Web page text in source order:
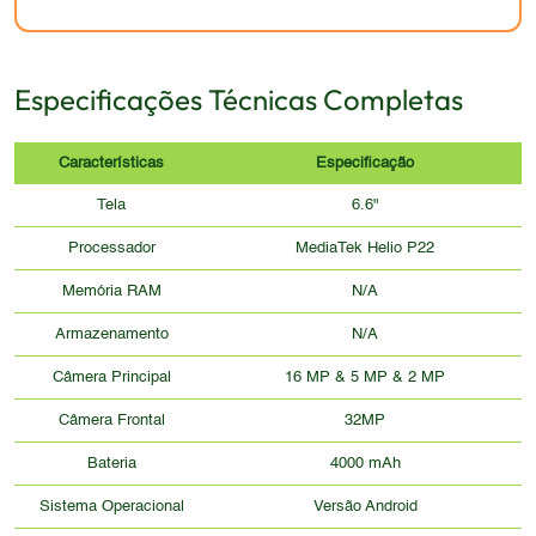
Especificações Técnicas Completas
Características Especificação
Tela 6.6"
Processador MediaTek Helio P22
Memória RAM N/A
Armazenamento N/A
Câmera Principal 16 MP & 5 MP & 2 MP
Câmera Frontal 32MP
Bateria 4000 mAh
Sistema Operacional Versão Android